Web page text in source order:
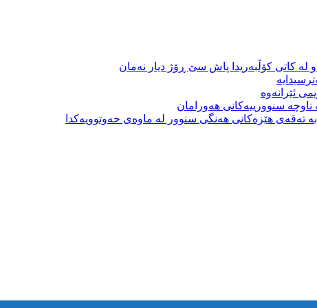
لە کاتی کۆڵبەریدا پاش سێ ڕۆژ دیار نەمان
ئێرانەوە
سنوورییەکانی هەورامان
تەقەی هێزەکانی هەنگی سنوور لە ماوەی حەوتوویەکدا